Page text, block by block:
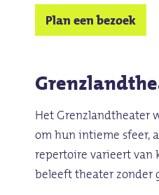
Plan een bezoek
Het Grenzlandtheater
om hun intieme sfeer,
repertoire varieert van
beleeft theater zonder